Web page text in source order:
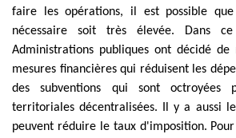
faire les opérations, il est possible
nécessaire soit très élevée. Dans
Administrations publiques ont décidé
mesures financières qui réduisent les
des subventions qui sont octroyées
territoriales décentralisées. Il y a aussi
peuvent réduire le taux d'imposition.